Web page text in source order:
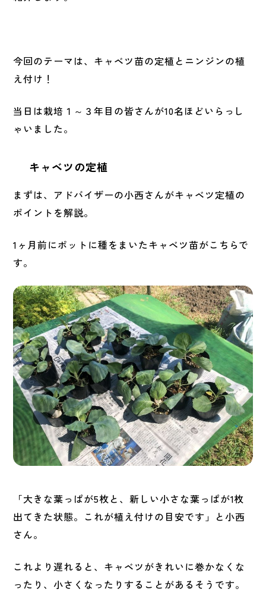
今回のテーマは、キャベツ苗の定植とニンジンの植
え付け！
当日は栽培１～３年目の皆さんが10名ほどいらっし
ゃいました。
キャベツの定植
まずは、アドバイザーの小西さんがキャベツ定植の
ポイントを解説。
1ヶ月前にポットに種をまいたキャベツ苗がこちらで
す。
「大きな葉っぱが5枚と、新しい小さな葉っぱが1枚
出てきた状態。これが植え付けの目安です」と小西
さん。
これより遅れると、キャベツがきれいに巻かなくな
ったり、小さくなったりすることがあるそうです。